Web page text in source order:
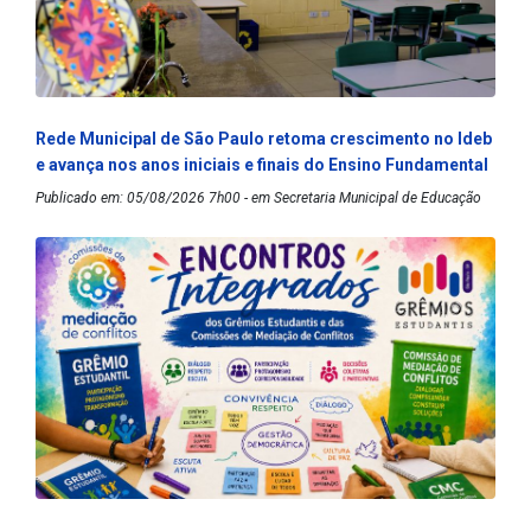
Rede Municipal de São Paulo retoma crescimento no Ideb
e avança nos anos iniciais e finais do Ensino Fundamental
Publicado em: 05/08/2026 7h00 - em Secretaria Municipal de Educação